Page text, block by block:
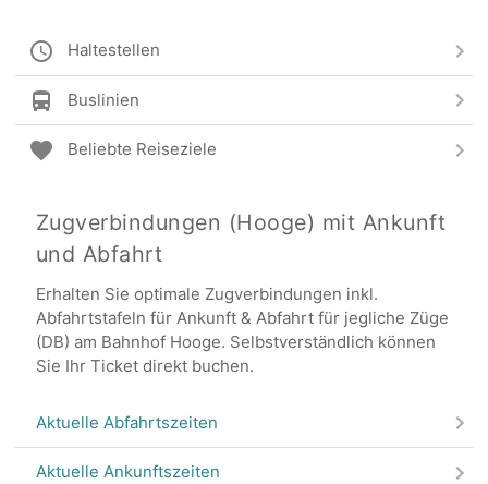
Haltestellen
Buslinien
Beliebte Reiseziele
Zugverbindungen (Hooge) mit Ankunft
und Abfahrt
Erhalten Sie optimale Zugverbindungen inkl.
Abfahrtstafeln für Ankunft & Abfahrt für jegliche Züge
(DB) am Bahnhof Hooge. Selbstverständlich können
Sie Ihr Ticket direkt buchen.
Aktuelle Abfahrtszeiten
Aktuelle Ankunftszeiten